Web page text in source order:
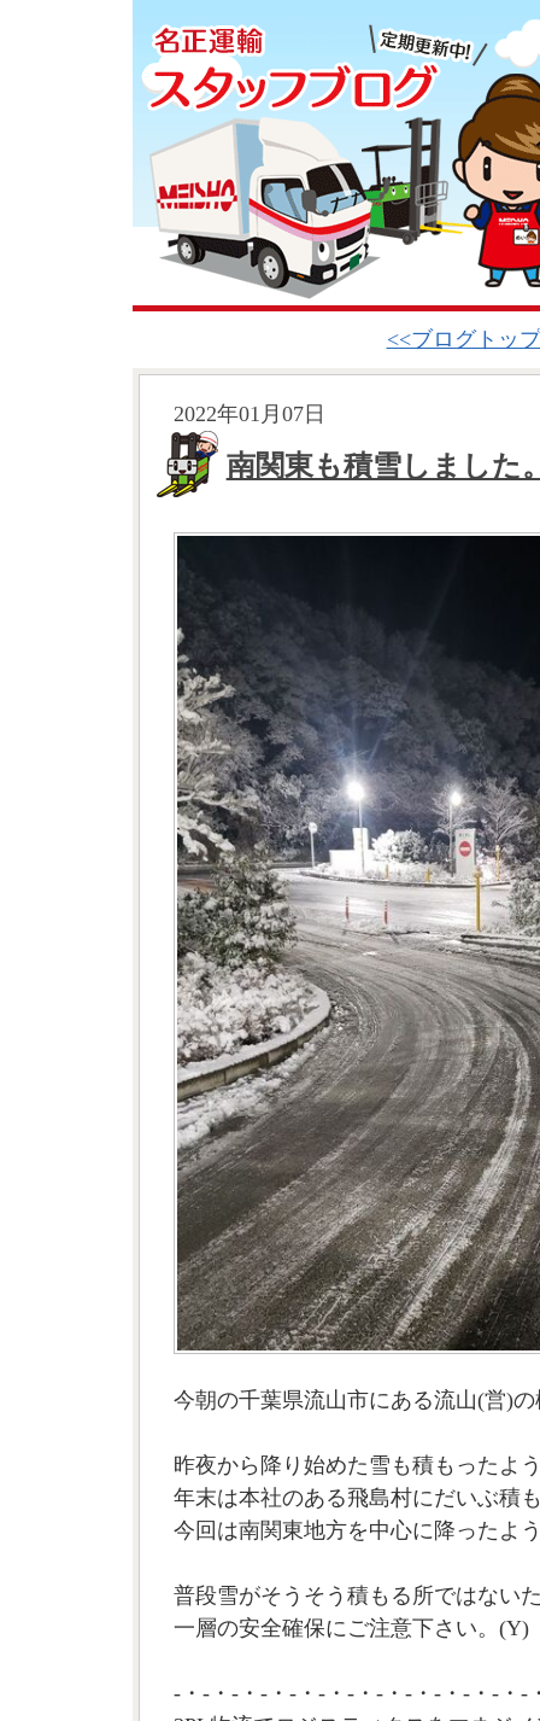
<<ブログトッ
2022年01月07日
南関東も積雪しま
今朝の千葉県流山市にある流山(営)
昨夜から降り始めた雪も積もったよ
年末は本社のある飛島村にだいぶ積
今回は南関東地方を中心に降ったよ
普段雪がそうそう積もる所ではない
一層の安全確保にご注意下さい。(Y)
-・-・-・-・-・-・-・-・-・-・-・-・-